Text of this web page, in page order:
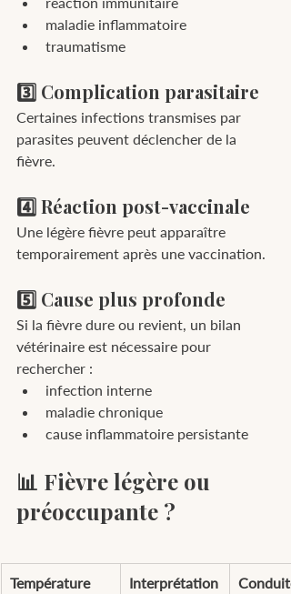
maladie inflammatoire
traumatisme
3️⃣ Complication parasitaire
Certaines infections transmises par
parasites peuvent déclencher de la
fièvre.
4️⃣ Réaction post-vaccinale
Une légère fièvre peut apparaître
temporairement après une vaccination.
5️⃣ Cause plus profonde
Si la fièvre dure ou revient, un bilan
vétérinaire est nécessaire pour
rechercher :
infection interne
maladie chronique
cause inflammatoire persistante
📊 Fièvre légère ou
préoccupante ?
Température Interprétation Conduite